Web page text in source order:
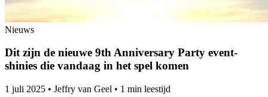
Nieuws
Dit zijn de nieuwe 9th Anniversary Party event-
shinies die vandaag in het spel komen
1 juli 2025 • Jeffry van Geel • 1 min leestijd